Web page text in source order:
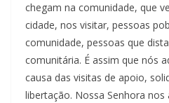
chegam na comunidade, que
cidade, nos visitar, pessoas
comunidade, pessoas que
comunitária. É assim que nós
causa das visitas de apoio,
libertação. Nossa Senhora